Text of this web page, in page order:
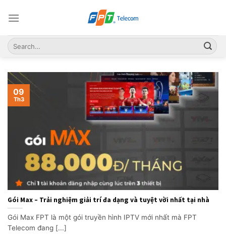
Gói Max – Trải nghiệm giải trí đa dạng và tuyệt vời nhất tại nhà
Gói Max FPT là một gói truyền hình IPTV mới nhất mà FPT
Telecom đang [...]
09
Th3